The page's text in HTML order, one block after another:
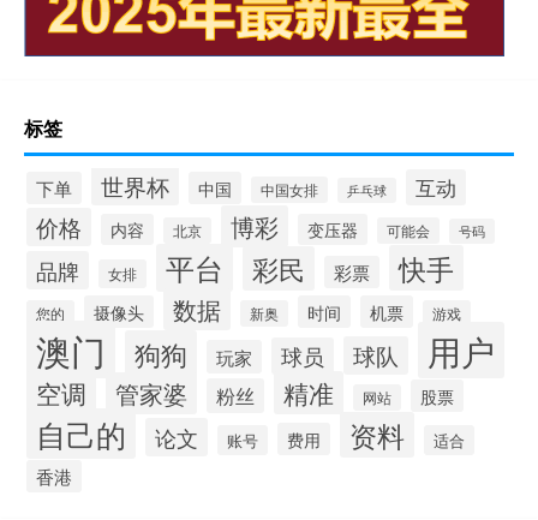
标签
下单 世界杯 中国 中国女排 乒乓球 互动
价格 内容 北京 博彩 变压器 可能会 号码
品牌 女排 平台 彩民 彩票 快手
您的 摄像头 数据 新奥 时间 机票 游戏
澳门 狗狗 玩家 球员 球队 用户
空调 管家婆 粉丝 精准 网站 股票
自己的 论文 账号 费用 资料 适合
香港